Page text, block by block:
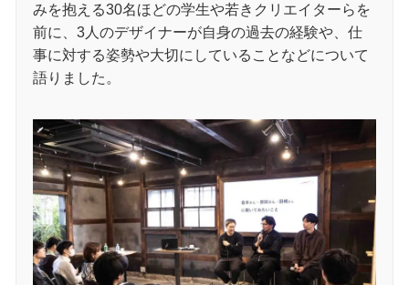
みを抱える30名ほどの学生や若きクリエイターらを
前に、3人のデザイナーが自身の過去の経験や、仕
事に対する姿勢や大切にしていることなどについて
語りました。